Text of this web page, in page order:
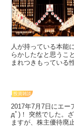
人が持っている本能
らかしたなと思うこ
まれつきもっている
投資雑談
2017年7月7日にエー
дﾟ)！ 突然でした。
ますが、株主優待廃